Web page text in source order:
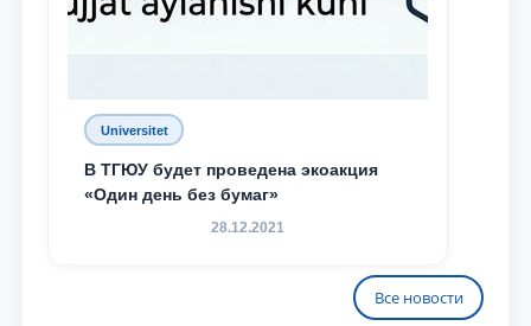
Universitet
В ТГЮУ будет проведена экоакция
«Один день без бумаг»
28.12.2021
Все новости